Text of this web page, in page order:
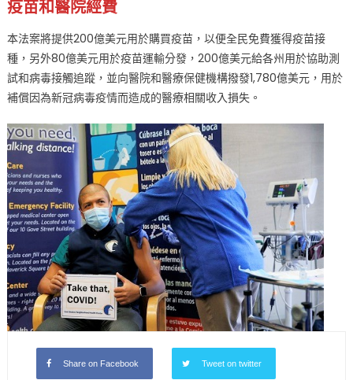
疫苗和醫院經費
本法案將提供200億美元用於購買疫苗，以便全民免費獲得疫苗接
種，另外80億美元用於疫苗運輸分發，200億美元給各州用於協助測
試和病毒接觸追蹤，並向醫院和醫療保健機構撥發1,780億美元，用於
補償因為新冠病毒疫情而造成的醫療相關收入損失。
Share on Facebook Tweet on twitter